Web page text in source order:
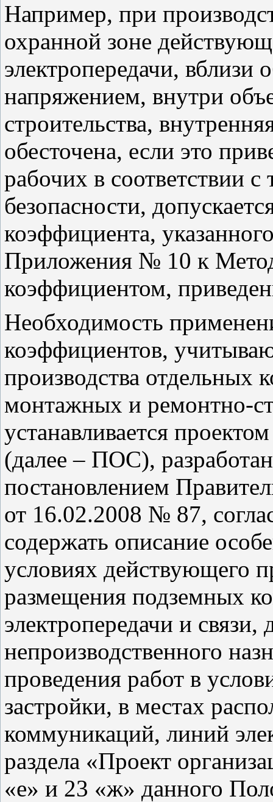
Например, при
охранной зоне
электропередачи, вблизи
напряжением, внутри
строительства,
обесточена, если это
рабочих в соответствии
безопасности,
коэффициента,
Приложения № 10 к
коэффициентом,
Необходимость
коэффициентов,
производства отдельных
монтажных и ремонтно-
устанавливается
(далее – ПОС),
постановлением
от 16.02.2008 № 87,
содержать описание
условиях действующего
размещения подземных
электропередачи и связи,
непроизводственного
проведения работ в
застройки, в местах
коммуникаций, линий
раздела «Проект
«е» и 23 «ж» данного